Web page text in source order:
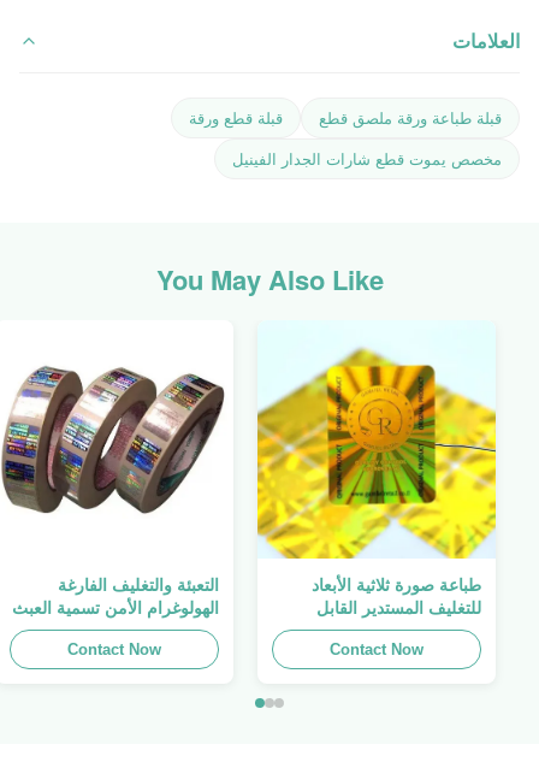
العلامات
قبلة طباعة ورقة ملصق قطع
قبلة قطع ورقة
مخصص يموت قطع شارات الجدار الفينيل
You May Also Like
طباعة صورة ثلاثية الأبعاد
للتغليف المستدير القابل
للطباعة ، الملصق الأصلي ،
صفائح لاصقة ذاتية اللصق
Contact Now
التعبئة والتغليف الفارغة
الهولوغرام الأمن تسمية العبث
واضح ملصق الهولوغرام شعار
الليزر
Contact Now